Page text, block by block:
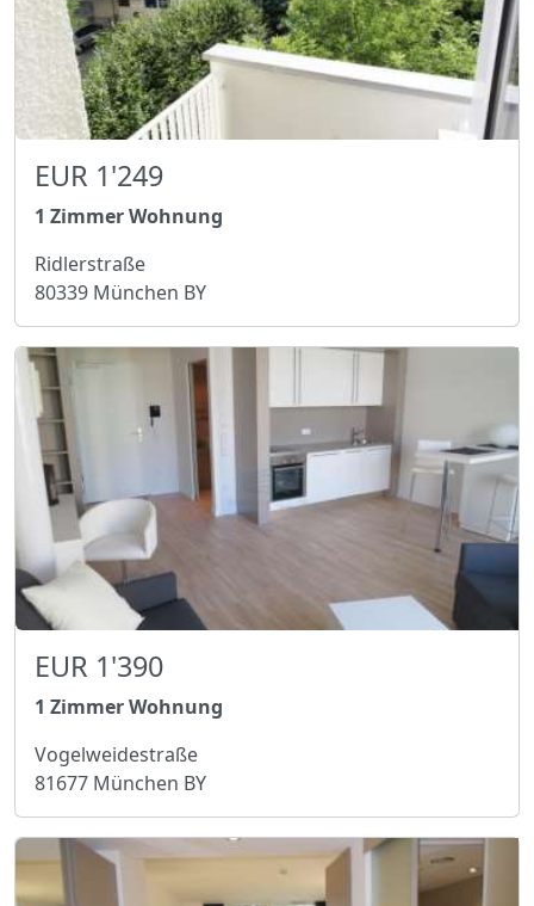
EUR 1'249
1 Zimmer Wohnung
Ridlerstraße
80339 München BY
EUR 1'390
1 Zimmer Wohnung
Vogelweidestraße
81677 München BY